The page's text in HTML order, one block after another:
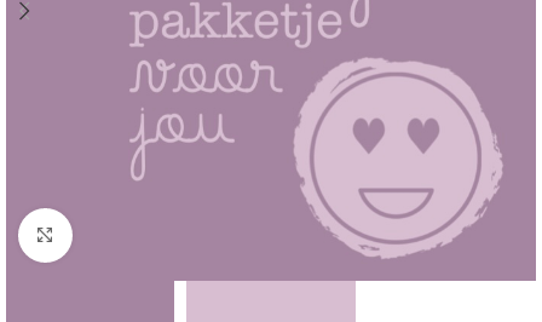
Click to enlarge